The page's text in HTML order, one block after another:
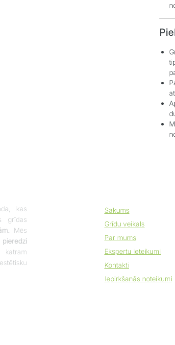
kas
grīdas
Mēs
katram
Sākums
Grīdu veikals
Par mums
Ekspertu ieteikumi
Kontakti
Iepirkšanās noteikumi